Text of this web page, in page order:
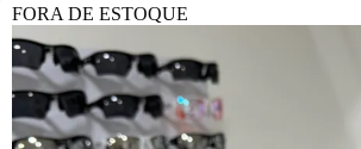
FORA DE ESTOQUE